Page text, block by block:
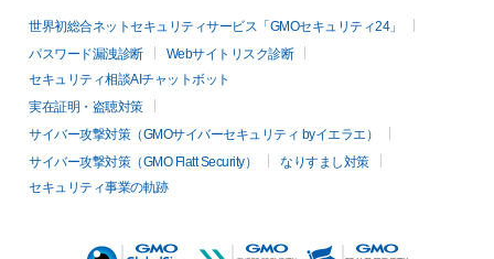
世界初総合ネットセキュリティサービス「GMOセキュリティ24」
パスワード漏洩診断
Webサイトリスク診断
セキュリティ相談AIチャットボット
実在証明・盗聴対策
サイバー攻撃対策（GMOサイバーセキュリティ byイエラエ）
サイバー攻撃対策（GMO Flatt Security）
なりすまし対策
セキュリティ事業の軌跡